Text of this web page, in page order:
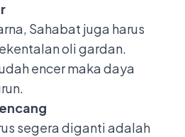
Sahabat juga harus
oli gardan.
encer maka daya
segera diganti adalah